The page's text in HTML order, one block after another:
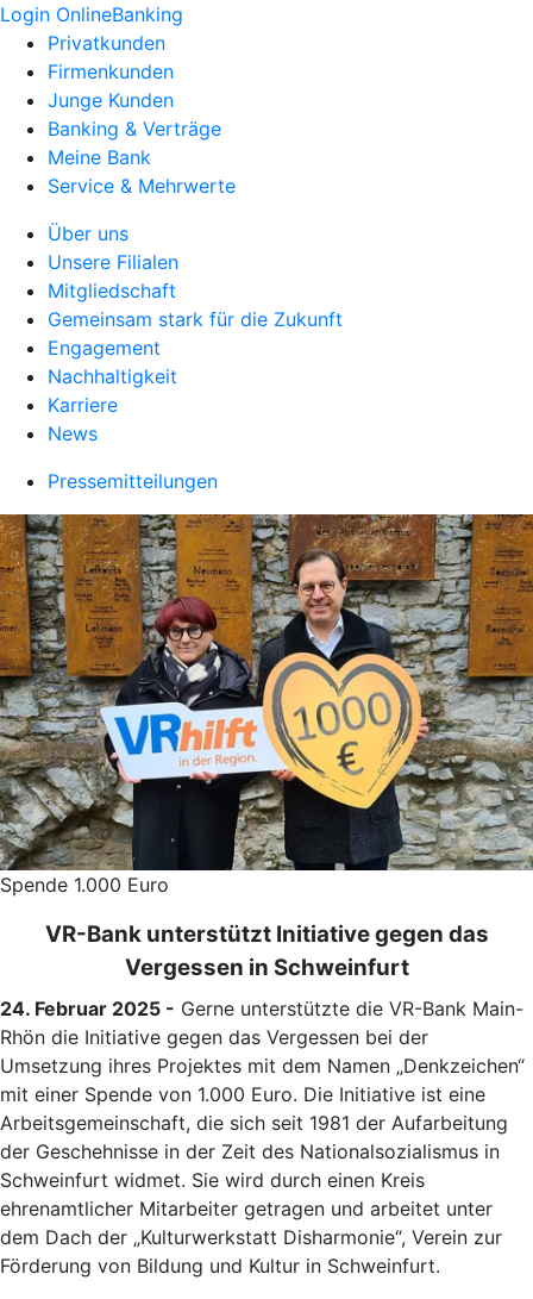
Login OnlineBanking
Privatkunden
Firmenkunden
Junge Kunden
Banking & Verträge
Meine Bank
Service & Mehrwerte
Über uns
Unsere Filialen
Mitgliedschaft
Gemeinsam stark für die Zukunft
Engagement
Nachhaltigkeit
Karriere
News
Pressemitteilungen
Spende 1.000 Euro
VR-Bank unterstützt Initiative gegen das
Vergessen in Schweinfurt
24. Februar 2025 - Gerne unterstützte die VR-Bank Main-
Rhön die Initiative gegen das Vergessen bei der
Umsetzung ihres Projektes mit dem Namen „Denkzeichen“
mit einer Spende von 1.000 Euro. Die Initiative ist eine
Arbeitsgemeinschaft, die sich seit 1981 der Aufarbeitung
der Geschehnisse in der Zeit des Nationalsozialismus in
Schweinfurt widmet. Sie wird durch einen Kreis
ehrenamtlicher Mitarbeiter getragen und arbeitet unter
dem Dach der „Kulturwerkstatt Disharmonie“, Verein zur
Förderung von Bildung und Kultur in Schweinfurt.